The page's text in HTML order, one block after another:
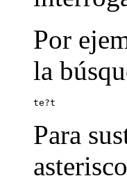
Por
la
te?t
Para